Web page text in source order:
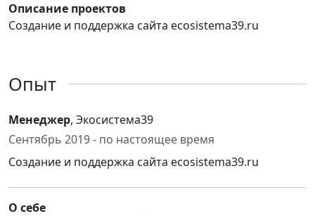
Описание проектов
Создание и поддержка сайта ecosistema39.ru
Опыт
Менеджер, Экосистема39
Сентябрь 2019 - по настоящее время
Создание и поддержка сайта ecosistema39.ru
О себе